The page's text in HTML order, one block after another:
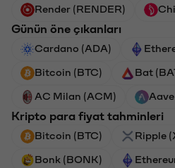
Render (RENDER)
Günün öne çıkanları
Cardano (ADA)
Bitcoin (BTC) Bat
AC Milan (ACM)
Kripto para fiyat tahminleri
Bitcoin (BTC) Ripple
Bonk (BONK)